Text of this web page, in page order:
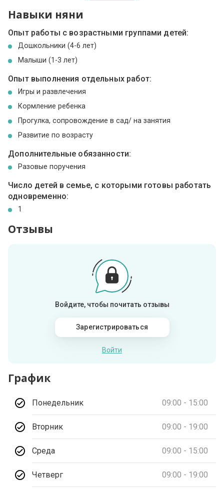
Навыки няни
Опыт работы с возрастными группами детей:
Дошкольники (4-6 лет)
Малыши (1-3 лет)
Опыт выполнения отдельных работ:
Игры и развлечения
Кормление ребенка
Прогулка, сопровождение в сад/ на занятия
Развитие по возрасту
Дополнительные обязанности:
Разовые поручения
Число детей в семье, с которыми готовы работать
одновременно:
1
Отзывы
Войдите, чтобы почитать отзывы
Зарегистрироваться
Войти
График
Понедельник 09:00 - 15:00
Вторник 09:00 - 19:00
Среда 09:00 - 15:00
Четверг 09:00 - 19:00